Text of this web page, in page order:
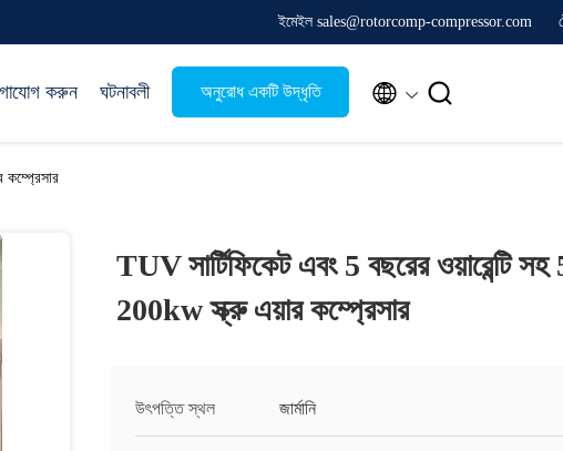
ইমেইল sales@rotorcomp-compressor.com
করুন ঘটনাবলী অনুরোধ একটি উদ্ধৃতি  
কম্প্রেসার
TUV সার্টিফিকেট এবং 5 বছরের ওয়ারেন্টি
200kw স্ক্রু এয়ার কম্প্রেসার
উৎপত্তি স্থল জার্মানি